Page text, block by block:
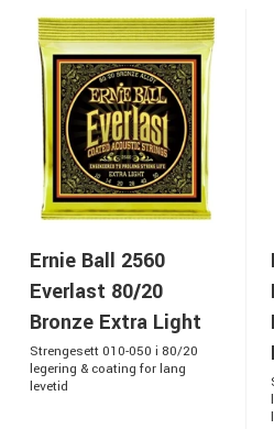
Ernie Ball 2560
Everlast 80/20
Bronze Extra Light
Strengesett 010-050 i 80/20
legering & coating for lang
levetid